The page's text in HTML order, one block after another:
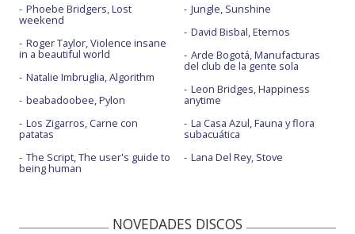
Phoebe Bridgers, Lost
weekend
Roger Taylor, Violence insane
in a beautiful world
Natalie Imbruglia, Algorithm
beabadoobee, Pylon
Los Zigarros, Carne con
patatas
The Script, The user's guide to
being human
Jungle, Sunshine
David Bisbal, Eternos
Arde Bogotá, Manufacturas
del club de la gente sola
Leon Bridges, Happiness
anytime
La Casa Azul, Fauna y flora
subacuática
Lana Del Rey, Stove
NOVEDADES DISCOS